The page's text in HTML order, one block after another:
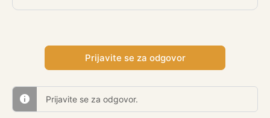
Prijavite se za odgovor
Prijavite se za odgovor.